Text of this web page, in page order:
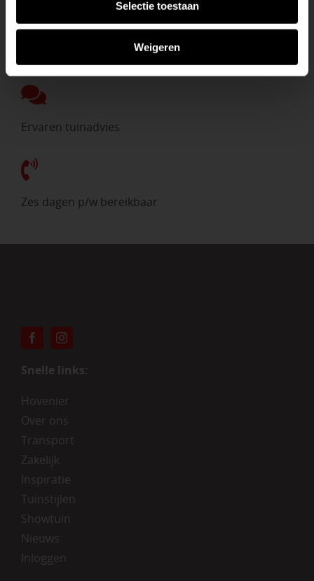
Selectie toestaan
Weigeren
Ervaren tuinadvies
Zes dagen p/w bereikbaar
Snelle links:
Hovenier
Over ons
Transport
Zakelijk
Inspiratie
Tuinstijlen
Showtuin
Nieuws
Inloggen